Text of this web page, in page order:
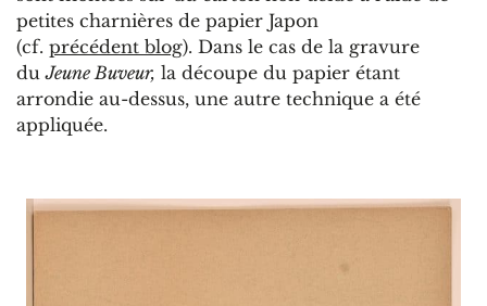
petites charnières de papier Japon
(cf. précédent blog). Dans le cas de la gravure
duJeune Buveur, la découpe du papier étant
arrondie au-dessus, une autre technique a été
appliquée.